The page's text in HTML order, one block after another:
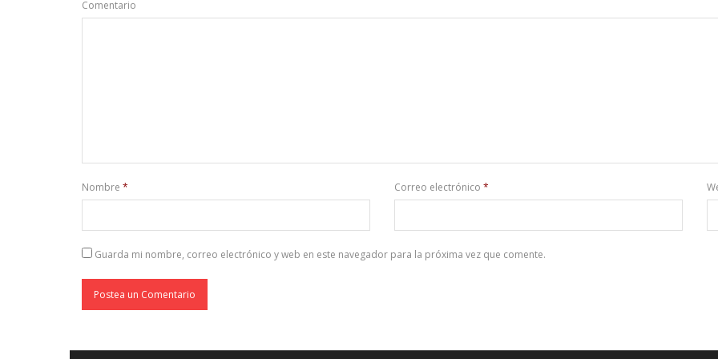
Comentario
Nombre * Correo electrónico *
Guarda mi nombre, correo electrónico y web en este navegador para la próxima vez que comente.